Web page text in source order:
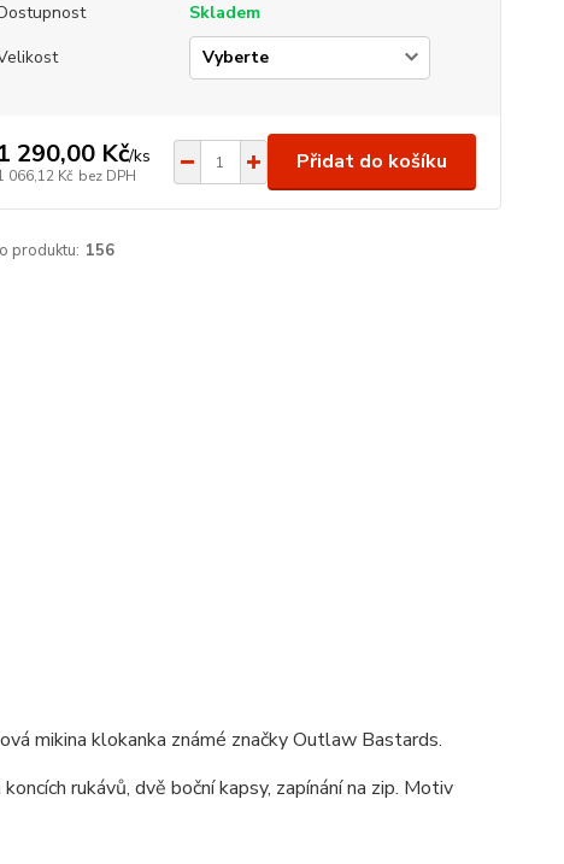
Skladem
290,00 Kč/ks
066,12 Kč bez DPH
Přidat do košíku
produktu: 156
mikina klokanka známé značky Outlaw Bastards.
rukávů, dvě boční kapsy, zapínání na zip. Motiv